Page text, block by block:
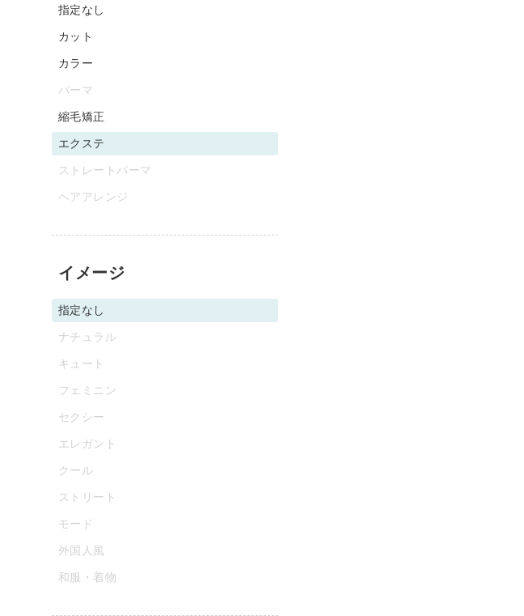
指定なし
カット
カラー
パーマ
縮毛矯正
エクステ
ストレートパーマ
ヘアアレンジ
イメージ
指定なし
ナチュラル
キュート
フェミニン
セクシー
エレガント
クール
ストリート
モード
外国人風
和服・着物